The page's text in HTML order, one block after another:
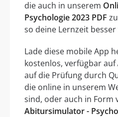
die auch in unserem
Psychologie 2023 PDF
so deine Lernzeit
Lade diese mobile App
kostenlos, verfügbar auf
auf die Prüfung durch
die online in unserem
sind, oder auch in Form
Abitursimulator -